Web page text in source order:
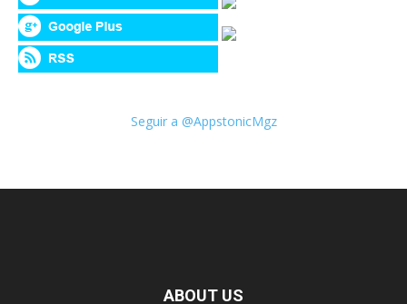
Seguir a @AppstonicMgz
ABOUT US